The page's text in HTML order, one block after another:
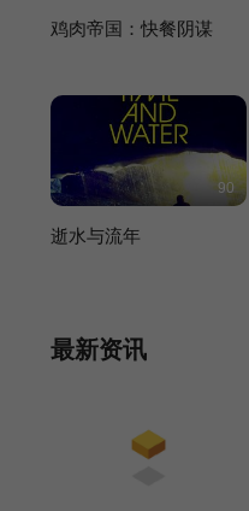
鸡肉帝国：快餐阴谋
90
逝水与流年
最新资讯